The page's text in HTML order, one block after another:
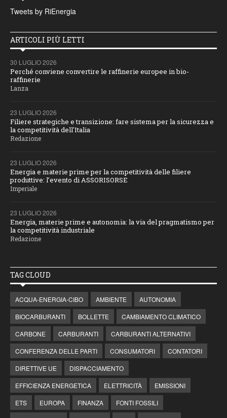
Tweets by RiEnergia
ARTICOLI PIÙ LETTI
30 LUGLIO 2026
Perché conviene convertire le raffinerie europee in bio-
raffinerie
Lanza
23 LUGLIO 2026
Filiere strategiche e transizione: fare sistema per la sicurezza e
la competitività dell'Italia
Redazione
23 LUGLIO 2026
Energia e materie prime per la competitività delle filiere
produttive: l’evento di ASSORISORSE
Imperiale
23 LUGLIO 2026
Energia, materie prime e autonomia: la via del pragmatismo per
la competitività industriale
Redazione
TAG CLOUD
ACQUA-ENERGIA-CIBO AMBIENTE
AUTONOMIA
BIOCARBURANTI
BOLLETTE
CAMBIAMENTO CLIMATICO
CARBONE
CARBURANTI
CARBURANTI ALTERNATIVI
CONFERENZA DELLE PARTI
CONSUMATORI
CONTATORI
DIRETTIVE UE
DISPACCIAMENTO
EFFICIENZA ENERGETICA
ELETTRICITÀ
EMISSIONI
ETS
EUROPA FINANZA
FONTI FOSSILI